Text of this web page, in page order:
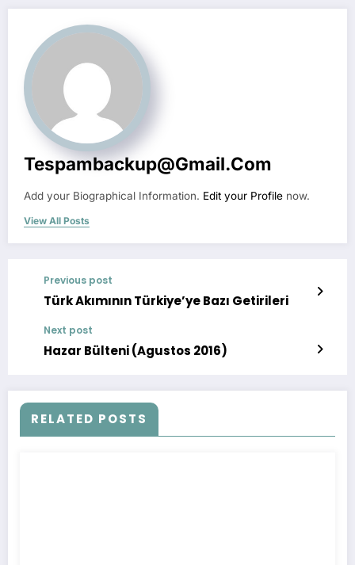
Tespambackup@gmail.com
Add your Biographical Information. Edit your Profile now.
View All Posts
Previous post
Türk Akımının Türkiye’ye Bazı Getirileri
Next post
Hazar Bülteni (Agustos 2016)
RELATED POSTS